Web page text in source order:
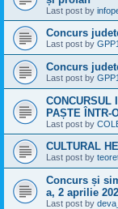
Last post by
Concurs
Last post by
Concurs
Last post by
CONCURSUL
PAȘTE ÎNTR-
Last post by
CULTURAL
Last post by
Concurs și
a, 2 aprilie
Last post by